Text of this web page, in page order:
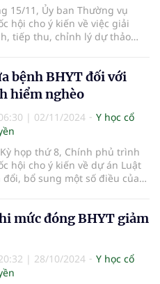
15/11, Ủy ban Thường vụ
hội cho ý kiến về việc giải
tiếp thu, chỉnh lý dự thảo
bệnh BHYT đối với
hiểm nghèo
| 02/11/2024
Y học cổ
họp thứ 8, Chính phủ trình
hội cho ý kiến về dự án Luật
đổi, bổ sung một số điều của
mức đóng BHYT giảm
| 28/10/2024
Y học cổ